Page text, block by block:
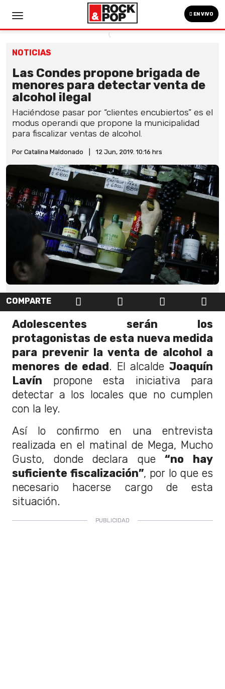
EN VIVO
NOTICIAS
Las Condes propone brigada de
menores para detectar venta de
alcohol ilegal
Haciéndose pasar por “clientes encubiertos” es el
modus operandi que propone la municipalidad
para fiscalizar ventas de alcohol.
Por Catalina Maldonado 12 Jun, 2019. 10:16 hrs
COMPARTE
Adolescentes serán los
protagonistas de esta nueva medida
para prevenir la venta de alcohol a
menores de edad. El alcaldeJoaquín
Lavín propone esta iniciativa para
detectar a los locales que no cumplen
con la ley.
Así lo confirmo en una entrevista
realizada en el matinal de Mega, Mucho
Gusto, donde declara que“no hay
suficiente fiscalización”, por lo que es
necesario hacerse cargo de esta
situación.